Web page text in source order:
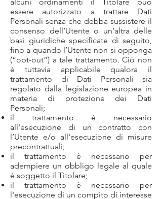
essere autorizzato a trattare Dati
Personali senza che debba sussistere il
consenso dell’Utente o un’altra delle
basi giuridiche specificate di seguito,
fino a quando l’Utente non si opponga
(“opt-out”) a tale trattamento. Ciò non
è tuttavia applicabile qualora il
trattamento di Dati Personali sia
regolato dalla legislazione europea in
materia di protezione dei Dati
Personali;
il trattamento è necessario
all'esecuzione di un contratto con
l’Utente e/o all'esecuzione di misure
precontrattuali;
il trattamento è necessario per
adempiere un obbligo legale al quale
è soggetto il Titolare;
il trattamento è necessario per
l'esecuzione di un compito di interesse